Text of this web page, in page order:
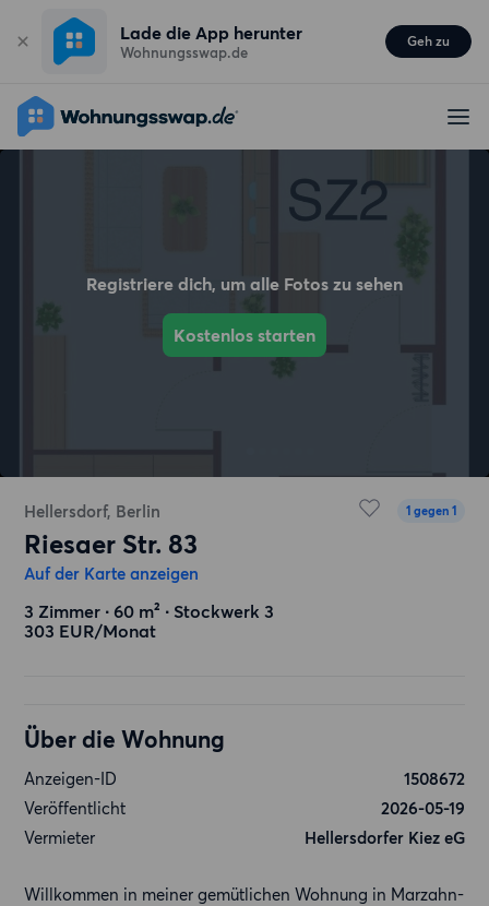
Lade die App herunter
Wohnungsswap.de
Geh zu
Registriere dich, um alle Fotos zu sehen
Kostenlos starten
Hellersdorf, Berlin 1 gegen 1
Riesaer Str. 83
Auf der Karte anzeigen
3 Zimmer ∙ 60 m² ∙ Stockwerk 3
303 EUR/Monat
Über die Wohnung
Anzeigen-ID
1508672
Veröffentlicht
2026-05-19
Vermieter
Hellersdorfer Kiez eG
Willkommen in meiner gemütlichen Wohnung in Marzahn-